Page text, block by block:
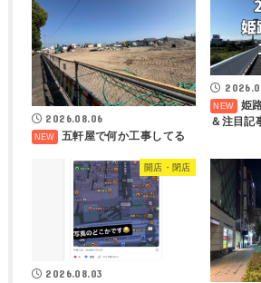
2026.08.06
五軒屋で何か工事してる
姫
＆注目記
開店・閉店
2026.08.03